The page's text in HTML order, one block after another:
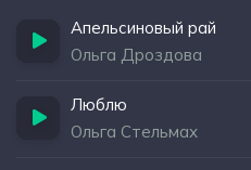
Апельсиновый рай
Ольга Дроздова
Люблю
Ольга Стельмах